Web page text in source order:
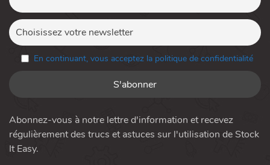
En continuant, vous acceptez la politique de confidentialité
Abonnez-vous à notre lettre d'information et recevez
régulièrement des trucs et astuces sur l'utilisation de Stock
It Easy.